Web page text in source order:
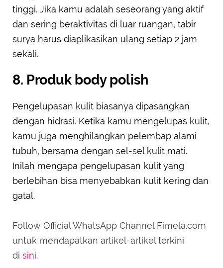
tinggi. Jika kamu adalah seseorang yang aktif
dan sering beraktivitas di luar ruangan, tabir
surya harus diaplikasikan ulang setiap 2 jam
sekali.
8. Produk body polish
Pengelupasan kulit biasanya dipasangkan
dengan hidrasi. Ketika kamu mengelupas kulit,
kamu juga menghilangkan pelembap alami
tubuh, bersama dengan sel-sel kulit mati.
Inilah mengapa pengelupasan kulit yang
berlebihan bisa menyebabkan kulit kering dan
gatal.
Follow Official WhatsApp Channel Fimela.com
untuk mendapatkan artikel-artikel terkini
di sini.